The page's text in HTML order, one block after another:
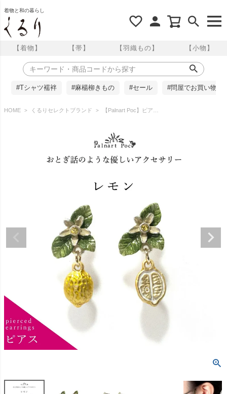
着物と和の暮らし
【着物】 【帯】 【羽織もの】 【小物】
#Tシャツ襦袢 #麻楊柳きもの #セール #問屋でお買い物
HOME くるりセレクトブランド 【Palnart Poc】ピアス/レモン